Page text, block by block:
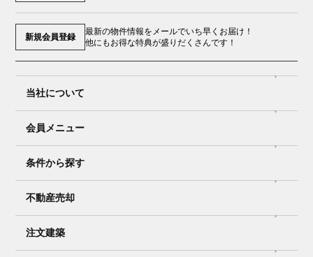
新規会員登録
最新の物件情報をメールでいち早くお届け！
他にもお得な特典が盛りだくさんです！
当社について
会員メニュー
条件から探す
不動産売却
注文建築